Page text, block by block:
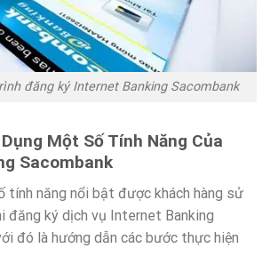
đăng ký Internet Banking Sacombank
Một Số Tính Năng Của
Sacombank
tính năng nổi bật được khách hàng sử
đăng ký dịch vụ Internet Banking
đó là hướng dẫn các bước thực hiện